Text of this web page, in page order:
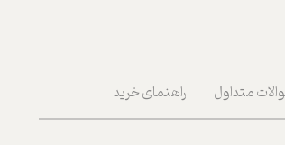
متداول راهنمای خرید